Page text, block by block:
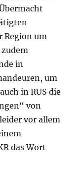
Region um
in
um
in RUS die
von
vor allem
das Wort